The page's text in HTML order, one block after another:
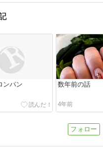
ンパン 数年前の話
4年前